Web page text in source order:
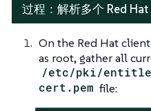
过程：解析多个 Red Hat
On the Red Hat
as root, gather all
/etc/pki/
cert.pem file: